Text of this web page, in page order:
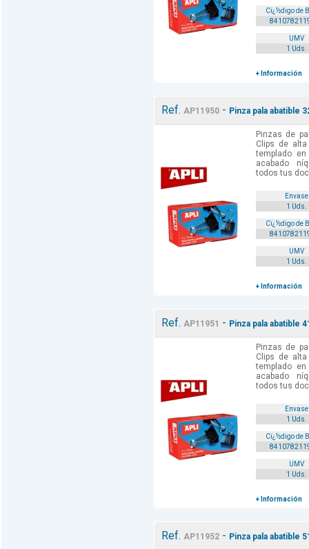
Cï¿½digo de
UMV
1 Uds.
+ Información
Ref. AP11950- Pinza pala abatible
Pinzas de
Clips de
templado
acabado
todos tus
Envase
1 Uds.
Cï¿½digo de
UMV
1 Uds.
+ Información
Ref. AP11951 - Pinza pala abatible
Pinzas de
Clips de
templado
acabado
todos tus
Envase
1 Uds.
Cï¿½digo de
UMV
1 Uds.
+ Información
Ref. AP11952- Pinza pala abatible